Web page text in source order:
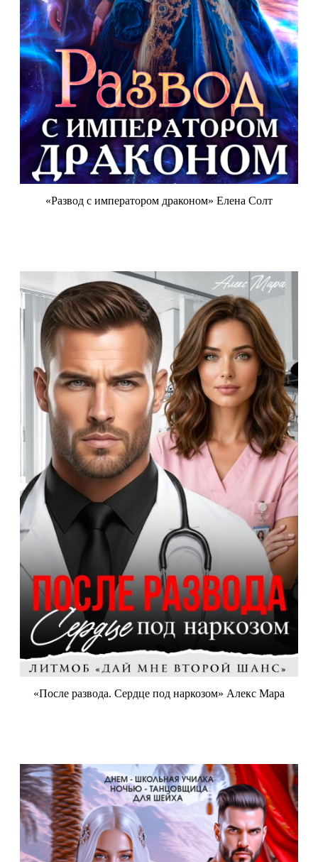
«Развод с императором драконом» Елена Солт
«После развода. Сердце под наркозом» Алекс Мара